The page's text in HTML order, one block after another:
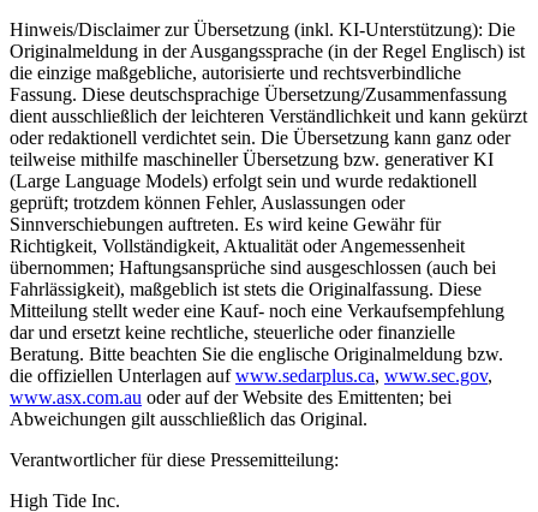
Hinweis/Disclaimer zur Übersetzung (inkl. KI-Unterstützung): Die
Originalmeldung in der Ausgangssprache (in der Regel Englisch) ist
die einzige maßgebliche, autorisierte und rechtsverbindliche
Fassung. Diese deutschsprachige Übersetzung/Zusammenfassung
dient ausschließlich der leichteren Verständlichkeit und kann gekürzt
oder redaktionell verdichtet sein. Die Übersetzung kann ganz oder
teilweise mithilfe maschineller Übersetzung bzw. generativer KI
(Large Language Models) erfolgt sein und wurde redaktionell
geprüft; trotzdem können Fehler, Auslassungen oder
Sinnverschiebungen auftreten. Es wird keine Gewähr für
Richtigkeit, Vollständigkeit, Aktualität oder Angemessenheit
übernommen; Haftungsansprüche sind ausgeschlossen (auch bei
Fahrlässigkeit), maßgeblich ist stets die Originalfassung. Diese
Mitteilung stellt weder eine Kauf- noch eine Verkaufsempfehlung
dar und ersetzt keine rechtliche, steuerliche oder finanzielle
Beratung. Bitte beachten Sie die englische Originalmeldung bzw.
die offiziellen Unterlagen aufwww.sedarplus.ca, www.sec.gov,
www.asx.com.au oder auf der Website des Emittenten; bei
Abweichungen gilt ausschließlich das Original.
Verantwortlicher für diese Pressemitteilung:
High Tide Inc.